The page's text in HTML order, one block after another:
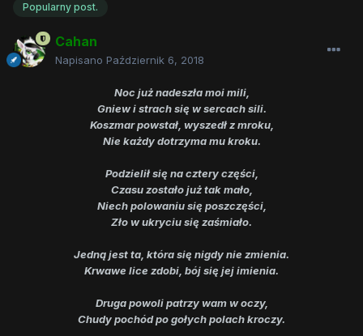
Popularny post.
Cahan
Napisano Październik 6, 2018
Noc już nadeszła moi mili,
Gniew i strach się w sercach sili.
Koszmar powstał, wyszedł z mroku,
Nie każdy dotrzyma mu kroku.
Podzielił się na cztery części,
Czasu zostało już tak mało,
Niech polowaniu się poszczęści,
Zło w ukryciu się zaśmiało.
Jedną jest ta, która się nigdy nie zmienia.
Krwawe lice zdobi, bój się jej imienia.
Druga powoli patrzy wam w oczy,
Chudy pochód po gołych polach kroczy.